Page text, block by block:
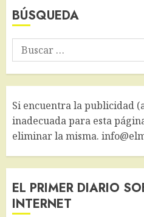
BÚSQUEDA
Buscar:
Si encuentra la publicidad
inadecuada para esta
eliminar la misma.
EL PRIMER DIARIO
INTERNET